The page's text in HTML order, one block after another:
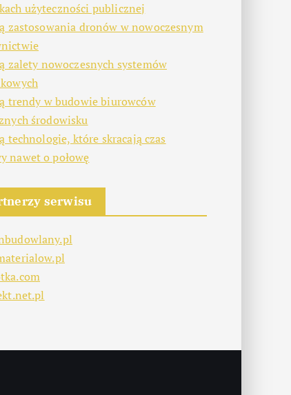
użyteczności publicznej
zastosowania dronów w nowoczesnym
zalety nowoczesnych systemów
trendy w budowie biurowców
środowisku
technologie, które skracają czas
nawet o połowę
serwisu